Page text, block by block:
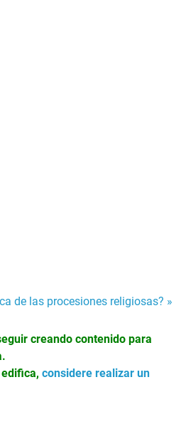
de las procesiones religiosas? »
creando contenido para
edifica,considere realizar un